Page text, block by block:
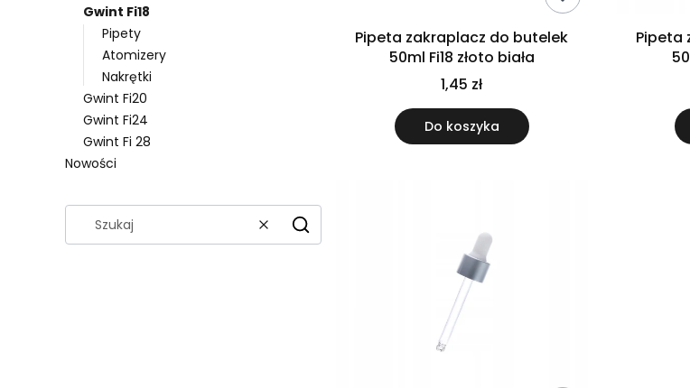
Gwint Fi18
Pipety
Atomizery
Nakrętki
Gwint Fi20
Gwint Fi24
Gwint Fi 28
Nowości
WyczyśćSzukaj
Pipeta zakraplacz do butelek
50ml Fi18 złoto biała
1,45 zł
Do koszyka
Pipeta